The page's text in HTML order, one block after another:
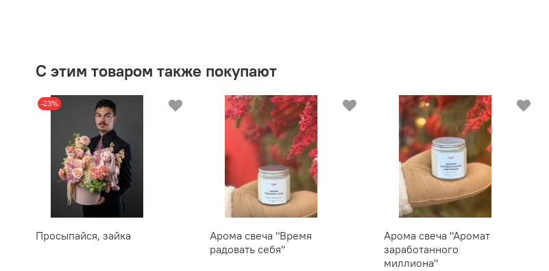
С этим товаром также покупают
-23%
Просыпайся, зайка
Арома свеча "Время
радовать себя"
Арома свеча "Аромат
заработанного
миллиона"